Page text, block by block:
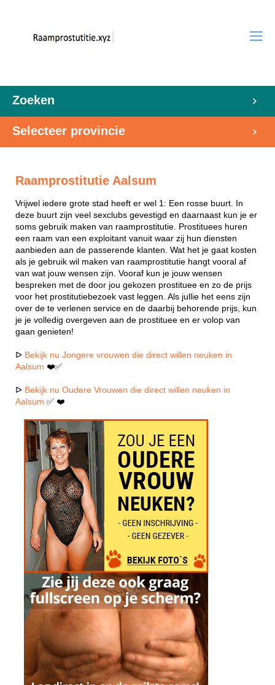
Zoeken
Selecteer provincie
Raamprostitutie Aalsum
Vrijwel iedere grote stad heeft er wel 1: Een rosse buurt. In
deze buurt zijn veel sexclubs gevestigd en daarnaast kun je er
soms gebruik maken van raamprostitutie. Prostituees huren
een raam van een exploitant vanuit waar zij hun diensten
aanbieden aan de passerende klanten. Wat het je gaat kosten
als je gebruik wil maken van raamprostitutie hangt vooral af
van wat jouw wensen zijn. Vooraf kun je jouw wensen
bespreken met de door jou gekozen prostituee en zo de prijs
voor het prostitutiebezoek vast leggen. Als jullie het eens zijn
over de te verlenen service en de daarbij behorende prijs, kun
je je volledig overgeven aan de prostituee en er volop van
gaan genieten!
ᐅ Bekijk nu Jongere vrouwen die direct willen neuken in
Aalsum ❤️✅
ᐅ Bekijk nu Oudere Vrouwen die direct willen neuken in
Aalsum ✅ ❤️